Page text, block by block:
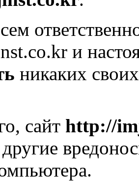
и
никаких
сайт http://